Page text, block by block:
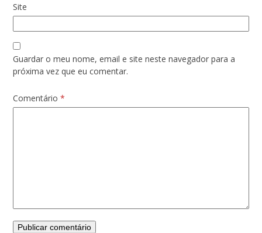
Site
Guardar o meu nome, email e site neste navegador para a
próxima vez que eu comentar.
Comentário*